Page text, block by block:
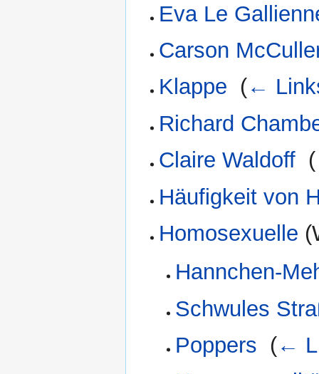
Eva Le
Carson
Klappe (←
Richard
Claire Waldoff (
Häufigkeit von
Homosexuelle
Hannchen-
Schwules
Poppers (←